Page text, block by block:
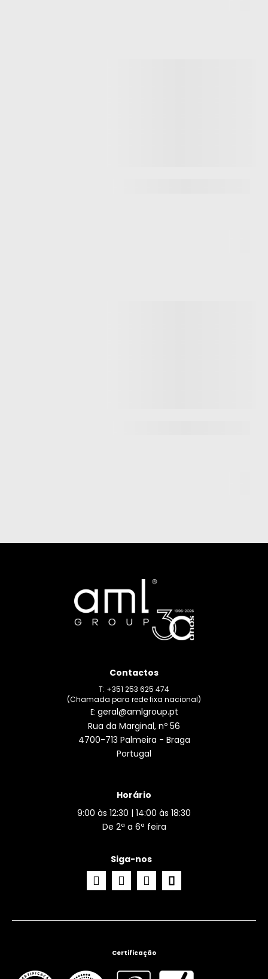
Contactos
T: +351 253 625 474
(Chamada para rede fixa nacional)
E: geral@amlgroup.pt
Rua da Marginal, nº 56
4700-713 Palmeira - Braga
Portugal
Horário
9:00 às 12:30 | 14:00 às 18:30
De 2ª a 6ª feira
Siga-nos
Certificação